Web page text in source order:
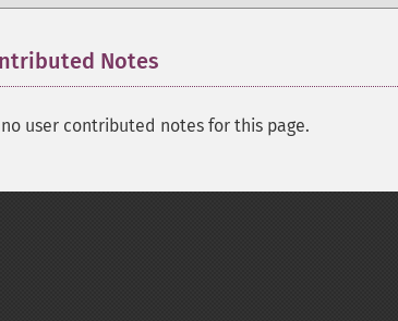
Notes
user contributed notes for this page.